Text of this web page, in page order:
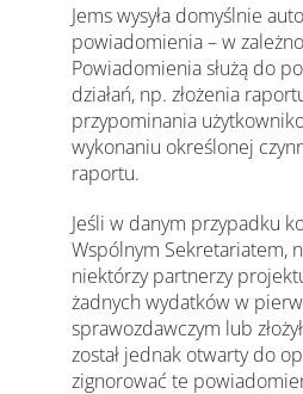
Jems wysyła domyślnie
powiadomienia – w
Powiadomienia służą do
działań, np. złożenia
przypominania
wykonaniu określonej
raportu.
Jeśli w danym przypadku
Wspólnym Sekretariatem,
niektórzy partnerzy
żadnych wydatków w
sprawozdawczym lub
został jednak otwarty do
zignorować te